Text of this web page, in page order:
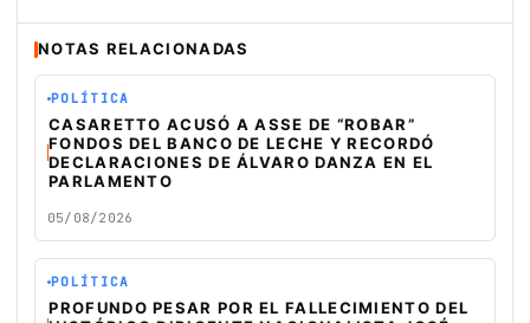
NOTAS RELACIONADAS
POLÍTICA
CASARETTO ACUSÓ A ASSE DE “ROBAR”
FONDOS DEL BANCO DE LECHE Y RECORDÓ
DECLARACIONES DE ÁLVARO DANZA EN EL
PARLAMENTO
05/08/2026
POLÍTICA
PROFUNDO PESAR POR EL FALLECIMIENTO DEL